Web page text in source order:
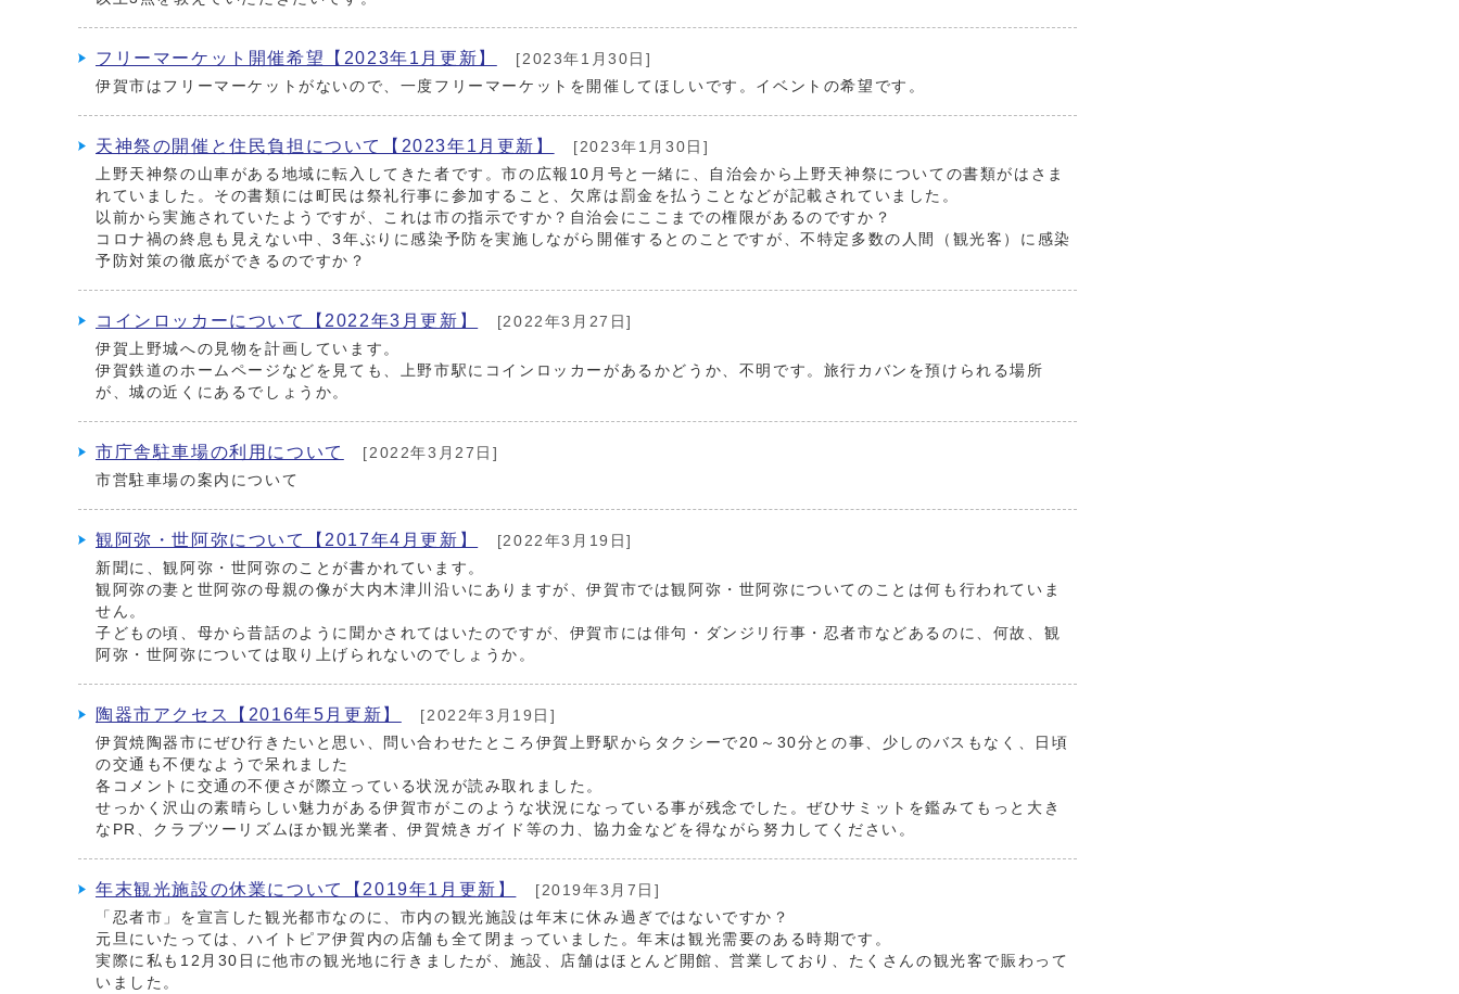
フリーマーケット開催希望【2023年1月更新】
[2023年1月30日]
伊賀市はフリーマーケットがないので、一度フリーマーケットを開催してほしいです。イベントの希望です。
天神祭の開催と住民負担について【2023年1月更新】
[2023年1月30日]
上野天神祭の山車がある地域に転入してきた者です。市の広報10月号と一緒に、自治会から上野天神祭についての書類がはさま
れていました。その書類には町民は祭礼行事に参加すること、欠席は罰金を払うことなどが記載されていました。
以前から実施されていたようですが、これは市の指示ですか？自治会にここまでの権限があるのですか？
コロナ禍の終息も見えない中、3年ぶりに感染予防を実施しながら開催するとのことですが、不特定多数の人間（観光客）に感染
予防対策の徹底ができるのですか？
コインロッカーについて【2022年3月更新】
[2022年3月27日]
伊賀上野城への見物を計画しています。
伊賀鉄道のホームページなどを見ても、上野市駅にコインロッカーがあるかどうか、不明です。旅行カバンを預けられる場所
が、城の近くにあるでしょうか。
市庁舎駐車場の利用について
[2022年3月27日]
市営駐車場の案内について
観阿弥・世阿弥について【2017年4月更新】
[2022年3月19日]
新聞に、観阿弥・世阿弥のことが書かれています。
観阿弥の妻と世阿弥の母親の像が大内木津川沿いにありますが、伊賀市では観阿弥・世阿弥についてのことは何も行われていま
せん。
子どもの頃、母から昔話のように聞かされてはいたのですが、伊賀市には俳句・ダンジリ行事・忍者市などあるのに、何故、観
阿弥・世阿弥については取り上げられないのでしょうか。
陶器市アクセス【2016年5月更新】
[2022年3月19日]
伊賀焼陶器市にぜひ行きたいと思い、問い合わせたところ伊賀上野駅からタクシーで20～30分との事、少しのバスもなく、日頃
の交通も不便なようで呆れました
各コメントに交通の不便さが際立っている状況が読み取れました。
せっかく沢山の素晴らしい魅力がある伊賀市がこのような状況になっている事が残念でした。ぜひサミットを鑑みてもっと大き
なPR、クラブツーリズムほか観光業者、伊賀焼きガイド等の力、協力金などを得ながら努力してください。
年末観光施設の休業について【2019年1月更新】
[2019年3月7日]
「忍者市」を宣言した観光都市なのに、市内の観光施設は年末に休み過ぎではないですか？
元旦にいたっては、ハイトピア伊賀内の店舗も全て閉まっていました。年末は観光需要のある時期です。
実際に私も12月30日に他市の観光地に行きましたが、施設、店舗はほとんど開館、営業しており、たくさんの観光客で賑わって
いました。